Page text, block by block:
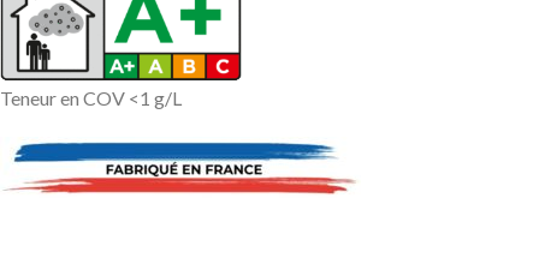
Teneur en COV <1 g/L